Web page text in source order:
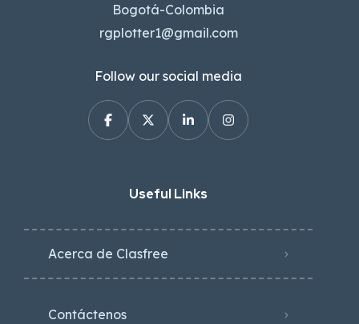
Bogotá-Colombia
rgplotter1@gmail.com
Follow our social media
Useful Links
Acerca de Clasfree
Contáctenos